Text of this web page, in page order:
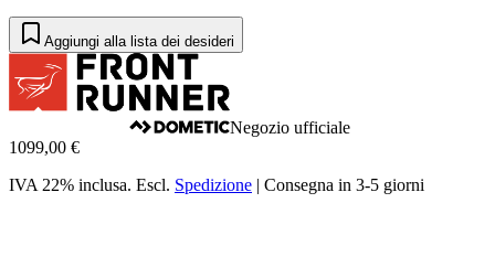
Aggiungi alla lista dei desideri
Negozio ufficiale
1099,00 €
IVA 22% inclusa. Escl. Spedizione | Consegna in 3-5 giorni